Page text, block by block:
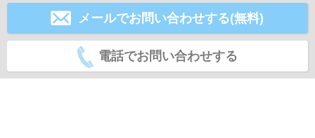
メールでお問い合わせする(無料)
電話でお問い合わせする